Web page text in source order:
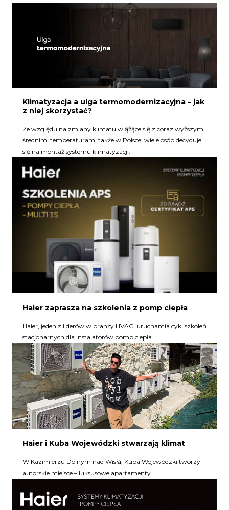
Klimatyzacja a ulga termomodernizacyjna – jak
z niej skorzystać?
Ze względu na zmiany klimatu wiążące się z coraz wyższymi
średnimi temperaturami także w Polsce, wiele osób decyduje
się na montaż systemu klimatyzacji.
Haier zaprasza na szkolenia z pomp ciepła
Haier, jeden z liderów w branży HVAC, uruchamia cykl szkoleń
stacjonarnych dla instalatorów pomp ciepła
Haier i Kuba Wojewódzki stwarzają klimat
W Kazimierzu Dolnym nad Wisłą, Kuba Wojewódzki tworzy
autorskie miejsce – luksusowe apartamenty.